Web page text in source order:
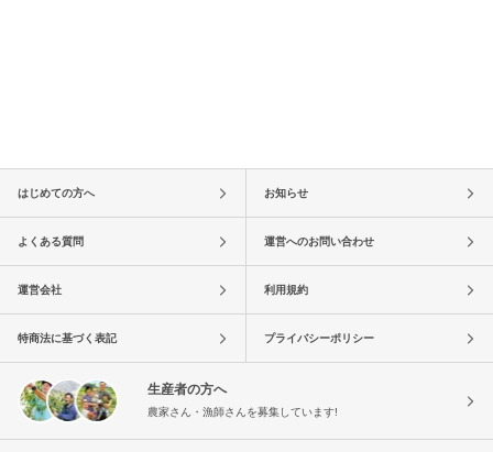
はじめての方へ お知らせ
よくある質問 運営へのお問い合わせ
運営会社 利用規約
特商法に基づく表記 プライバシーポリシー
生産者の方へ
農家さん・漁師さんを募集しています!